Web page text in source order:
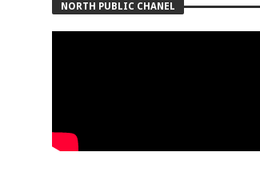
NORTH PUBLIC CHANEL